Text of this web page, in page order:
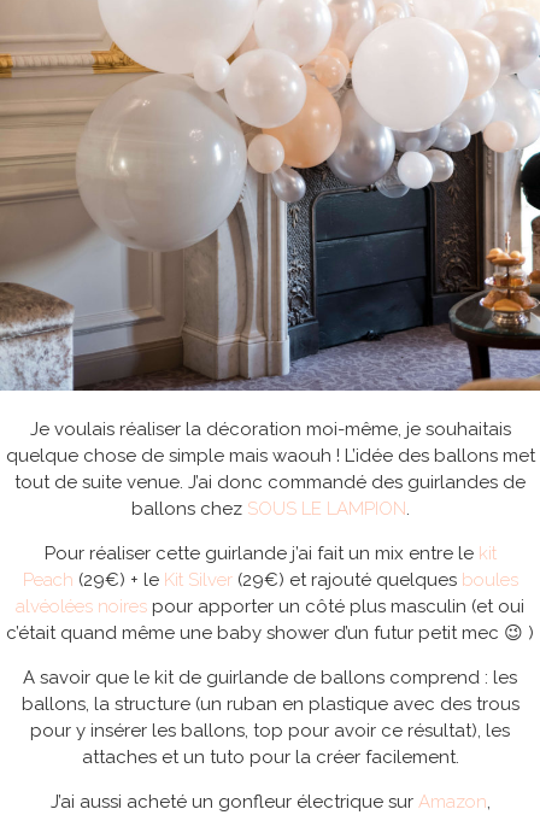
Je voulais réaliser la décoration moi-même, je souhaitais
quelque chose de simple mais waouh ! L’idée des ballons met
tout de suite venue. J’ai donc commandé des guirlandes de
ballons chez SOUS LE LAMPION.
Pour réaliser cette guirlande j’ai fait un mix entre le kit
Peach (29€) + le Kit Silver(29€) et rajouté quelques boules
alvéolées noires pour apporter un côté plus masculin (et oui
c’était quand même une baby shower d’un futur petit mec 😉 )
A savoir que le kit de guirlande de ballons comprend : les
ballons, la structure (un ruban en plastique avec des trous
pour y insérer les ballons, top pour avoir ce résultat), les
attaches et un tuto pour la créer facilement.
J’ai aussi acheté un gonfleur électrique sur Amazon,